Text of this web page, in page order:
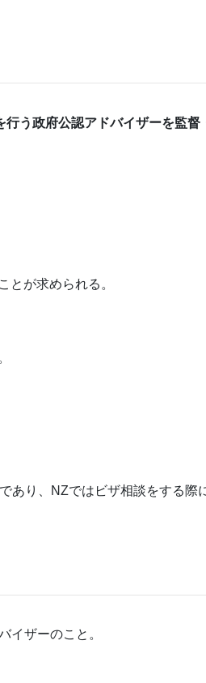
う政府公認アドバイザーを監督
とが求められる。
り、NZではビザ相談をする際
イザーのこと。